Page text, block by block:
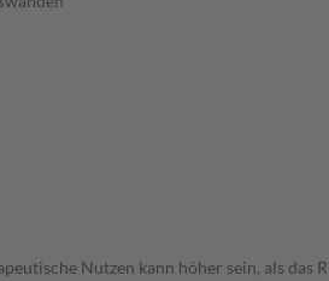
Nutzen kann höher sein, als das